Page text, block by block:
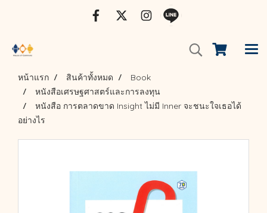
หน้าแรก สินค้าทั้งหมด
Book
หนังสือเศรษฐศาสตร์และการลงทุน
หนังสือ การตลาดขาด Insight ไม่มี Inner จะชนะใจเธอได้
อย่างไร